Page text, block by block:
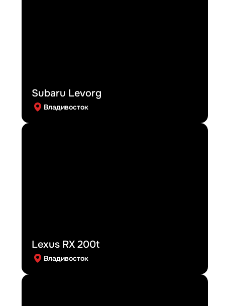
Subaru Levorg
Владивосток
Lexus RX 200t
Владивосток